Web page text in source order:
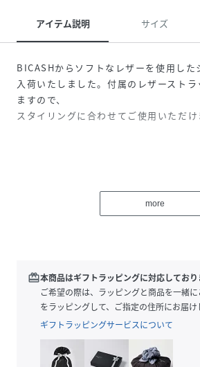
アイテム説明 サイズ
BICASHからソフトなレザーを使用した
入荷いたしました。付属のレザースト
ますので、
スタイリングに合わせてご使用いただけ
ンチ－ムが行い、バングラデシュの
自社工場で熟練した職人がハンドメイド
ります。
レザ－の産地として名高いバングラデ
へBICASHオリジナルレザ－を別注し、
ベ－シックな定番モデルやシーズンセレ
more
redeem本商品はギフトラッピングに対応しており
ご希望の際は、ラッピングと商品を一緒
をラッピングして、ご指定の住所にお届け
ギフトラッピングサービスについて